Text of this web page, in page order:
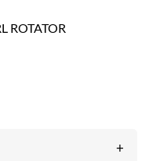
ROTATOR
+